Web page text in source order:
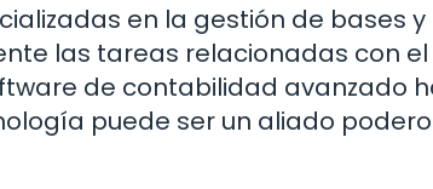
en la gestión de bases y
las tareas relacionadas con el
de contabilidad avanzado
puede ser un aliado